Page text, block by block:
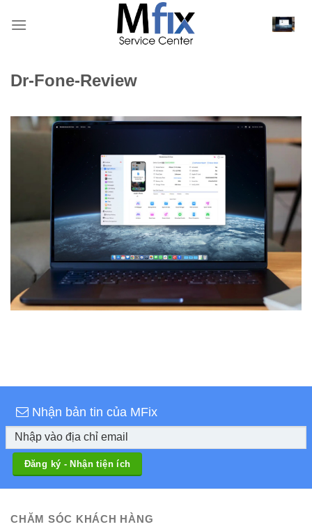
qua
Dr-Fone-Review
Nhận bản tin của MFix
CHĂM SÓC KHÁCH HÀNG